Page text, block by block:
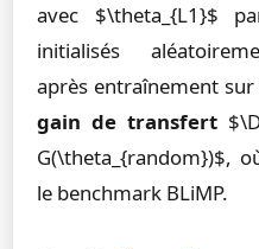
avec $\theta_{L1}$
initialisés
après entraînement
gain de transfert
G(\theta_{random})$,
le benchmark BLiMP.